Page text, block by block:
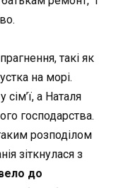
такі як
на морі.
а Наталя
господарства.
розподілом
зіткнулася з
до